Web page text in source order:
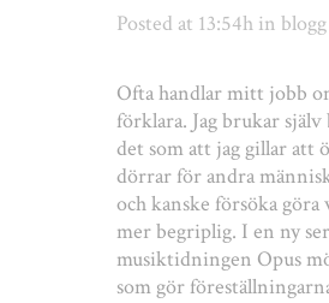
Posted at 13:54h in blogg
Ofta handlar mitt jobb
förklara. Jag brukar
det som att jag gillar att
dörrar för andra
och kanske försöka göra
mer begriplig. I en ny
musiktidningen Opus
som gör